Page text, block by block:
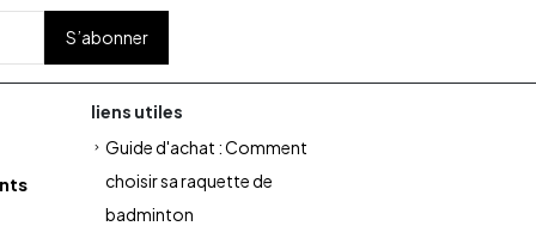
liens utiles
Guide d'achat : Comment
choisir sa raquette de
badminton